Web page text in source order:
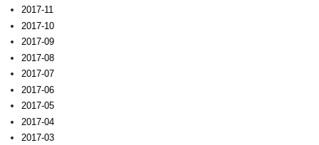
2017-11
2017-10
2017-09
2017-08
2017-07
2017-06
2017-05
2017-04
2017-03